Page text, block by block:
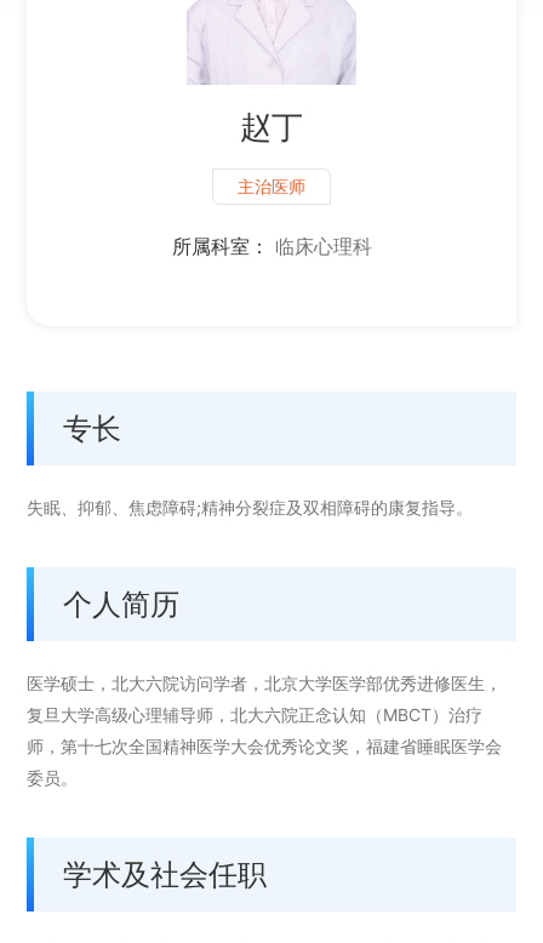
赵丁
主治医师
所属科室： 临床心理科
专长
失眠、抑郁、焦虑障碍;精神分裂症及双相障碍的康复指导。
个人简历
医学硕士，北大六院访问学者，北京大学医学部优秀进修医生，
复旦大学高级心理辅导师，北大六院正念认知（MBCT）治疗
师，第十七次全国精神医学大会优秀论文奖，福建省睡眠医学会
委员。
学术及社会任职